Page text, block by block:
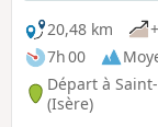
20,48 km
7h 00
Départ à
(Isère)